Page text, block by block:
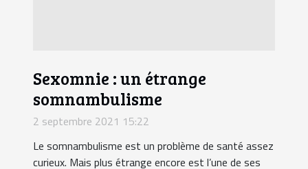
Sexomnie : un étrange
somnambulisme
2 septembre 2021 15:22
Le somnambulisme est un problème de santé assez
curieux. Mais plus étrange encore est l’une de ses